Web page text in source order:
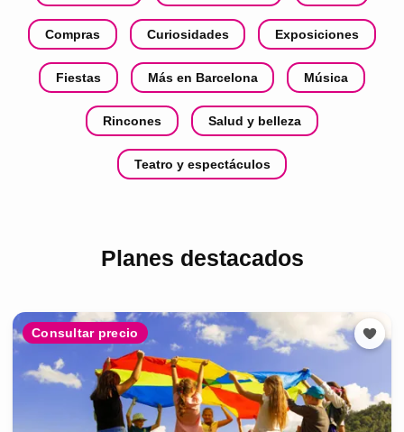
Compras Curiosidades Exposiciones
Fiestas Más en Barcelona Música
Rincones Salud y belleza
Teatro y espectáculos
Planes destacados
Consultar precio